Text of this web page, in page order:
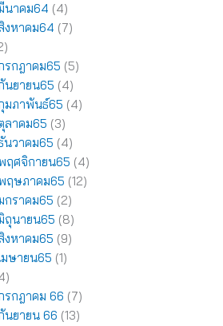
นาคม64 (4)
งหาคม64 (7)
รกฎาคม65 (5)
นยายน65 (4)
มภาพันธ์65 (4)
ลาคม65 (3)
นวาคม65 (4)
ฤศจิกายน65 (4)
ฤษภาคม65 (12)
กราคม65 (2)
ถุนายน65 (8)
งหาคม65 (9)
มษายน65 (1)
รกฎาคม 66 (7)
นยายน 66 (13)